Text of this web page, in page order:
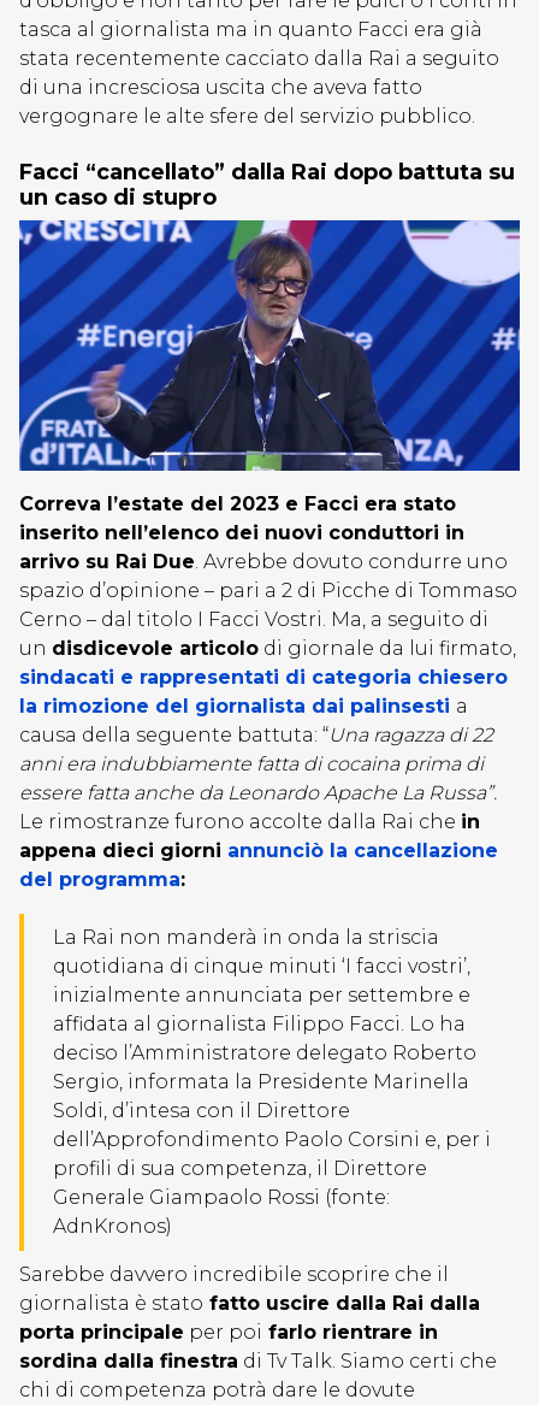
tasca al giornalista ma in quanto Facci era già
stata recentemente cacciato dalla Rai a seguito
di una incresciosa uscita che aveva fatto
vergognare le alte sfere del servizio pubblico.
Facci “cancellato” dalla Rai dopo battuta su
un caso di stupro
Correva l’estate del 2023 e Facci era stato
inserito nell’elenco dei nuovi conduttori in
arrivo su Rai Due. Avrebbe dovuto condurre uno
spazio d’opinione – pari a 2 di Picche di Tommaso
Cerno – dal titolo I Facci Vostri. Ma, a seguito di
un disdicevole articolo di giornale da lui firmato,
sindacati e rappresentati di categoria chiesero
la rimozione del giornalista dai palinsesti a
causa della seguente battuta: “Una ragazza di 22
anni era indubbiamente fatta di cocaina prima di
essere fatta anche da Leonardo Apache La Russa”.
Le rimostranze furono accolte dalla Rai che in
appena dieci giorni annunciò la cancellazione
del programma:
La Rai non manderà in onda la striscia
quotidiana di cinque minuti ‘I facci vostri’,
inizialmente annunciata per settembre e
affidata al giornalista Filippo Facci. Lo ha
deciso l’Amministratore delegato Roberto
Sergio, informata la Presidente Marinella
Soldi, d’intesa con il Direttore
dell’Approfondimento Paolo Corsini e, per i
profili di sua competenza, il Direttore
Generale Giampaolo Rossi (fonte:
AdnKronos)
Sarebbe davvero incredibile scoprire che il
giornalista è stato fatto uscire dalla Rai dalla
porta principale per poi farlo rientrare in
sordina dalla finestra di Tv Talk. Siamo certi che
chi di competenza potrà dare le dovute